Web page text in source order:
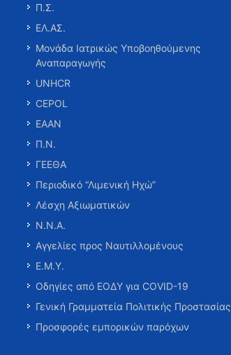
Π.Σ.
ΕΛ.ΑΣ.
Μονάδα Ιατρικώς Υποβοηθούμενης
Αναπαραγωγής
UNHCR
CEPOL
ΕΑΑΝ
Π.Ν.
ΓΕΕΘΑ
Περιοδικό “Λιμενική Ηχώ”
Λέσχη Αξιωματικών
Ν.Ν.Α.
Αγγελίες προς Ναυτιλλομένους
Ε.Μ.Υ.
Οδηγίες από ΕΟΔΥ για COVID-19
Γενική Γραμματεία Πολιτικής Προστασίας
Προσφορές εμπορικών παρόχων